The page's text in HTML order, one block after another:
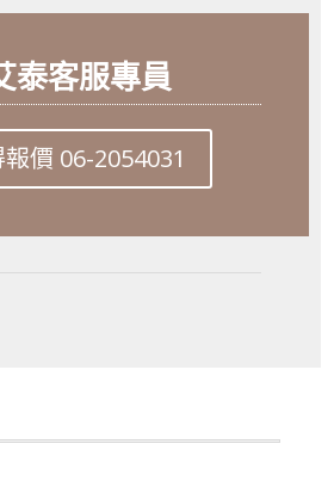
泰客服專員
價 06-2054031